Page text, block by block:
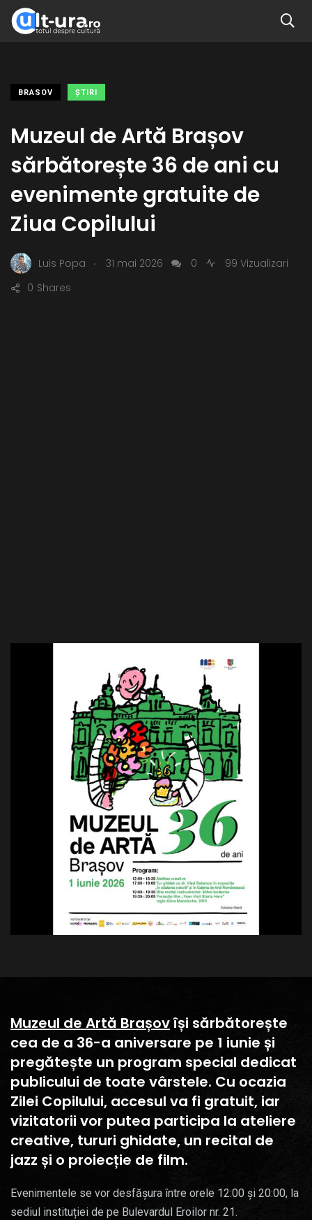
BRASOV ŞTIRI
Muzeul de Artă Brașov
sărbătorește 36 de ani cu
evenimente gratuite de
Ziua Copilului
Luis Popa . 31 mai 2026 0
99 Vizualizari
Shares
0
Muzeul de Artă Brașovîși sărbătorește
cea de a 36-a aniversare pe 1 iunie și
pregătește un program special dedicat
publicului de toate vârstele. Cu ocazia
Zilei Copilului, accesul va fi gratuit, iar
vizitatorii vor putea participa la ateliere
creative, tururi ghidate, un recital de
jazz și o proiecție de film.
Evenimentele se vor desfășura între orele 12:00 și 20:00, la
sediul instituției de pe Bulevardul Eroilor nr. 21.